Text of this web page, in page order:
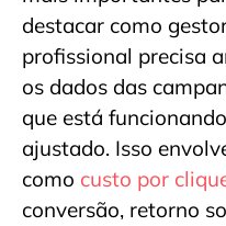
destacar como
profissional precisa
os dados das
que está
ajustado. Isso
como custo por
conversão, retorno